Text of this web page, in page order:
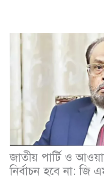
জাতীয় পার্টি ও
নির্বাচন হবে না: জি